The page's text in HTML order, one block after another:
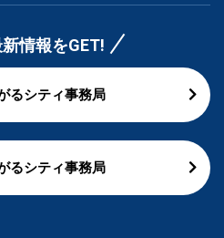
情報をGET!
るシティ事務局
るシティ事務局